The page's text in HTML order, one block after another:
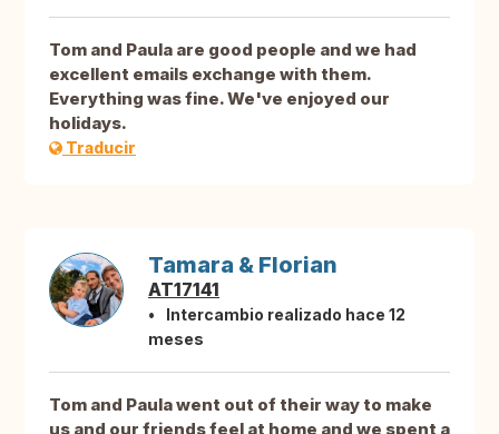
Tom and Paula are good people and we had
excellent emails exchange with them.
Everything was fine. We've enjoyed our
holidays.
Traducir
Tamara & Florian
AT17141
Intercambio realizado hace 12
meses
Tom and Paula went out of their way to make
us and our friends feel at home and we spent a